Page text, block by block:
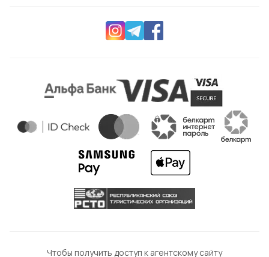
Чтобы получить доступ к агентскому сайту